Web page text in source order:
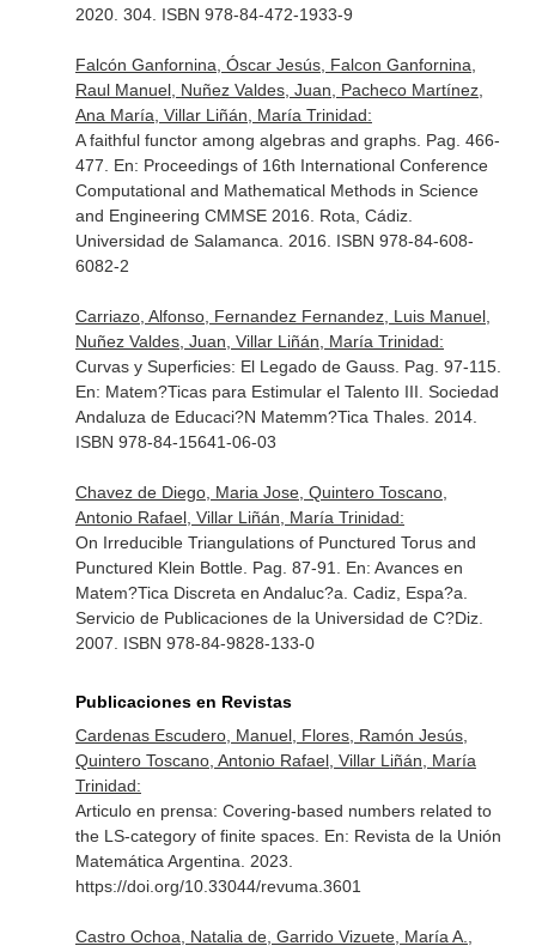
2020. 304. ISBN 978-84-472-1933-9
Falcón Ganfornina, Óscar Jesús, Falcon Ganfornina,
Raul Manuel, Nuñez Valdes, Juan, Pacheco Martínez,
Ana María, Villar Liñán, María Trinidad:
A faithful functor among algebras and graphs. Pag. 466-
477. En: Proceedings of 16th International Conference
Computational and Mathematical Methods in Science
and Engineering CMMSE 2016 . Rota, Cádiz.
Universidad de Salamanca. 2016. ISBN 978-84-608-
6082-2
Carriazo, Alfonso, Fernandez Fernandez, Luis Manuel,
Nuñez Valdes, Juan, Villar Liñán, María Trinidad:
Curvas y Superficies: El Legado de Gauss. Pag. 97-115.
En: Matem?Ticas para Estimular el Talento III . Sociedad
Andaluza de Educaci?N Matemm?Tica Thales. 2014.
ISBN 978-84-15641-06-03
Chavez de Diego, Maria Jose, Quintero Toscano,
Antonio Rafael, Villar Liñán, María Trinidad:
On Irreducible Triangulations of Punctured Torus and
Punctured Klein Bottle. Pag. 87-91. En: Avances en
Matem?Tica Discreta en Andaluc?a . Cadiz, Espa?a.
Servicio de Publicaciones de la Universidad de C?Diz.
2007. ISBN 978-84-9828-133-0
Publicaciones en Revistas
Cardenas Escudero, Manuel, Flores, Ramón Jesús,
Quintero Toscano, Antonio Rafael, Villar Liñán, María
Trinidad:
Articulo en prensa: Covering-based numbers related to
the LS-category of finite spaces. En: Revista de la Unión
Matemática Argentina . 2023.
https://doi.org/10.33044/revuma.3601
Castro Ochoa, Natalia de, Garrido Vizuete, María A.,